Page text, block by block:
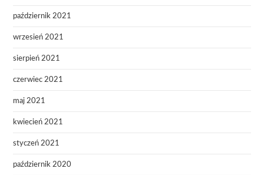
październik 2021
wrzesień 2021
sierpień 2021
czerwiec 2021
maj 2021
kwiecień 2021
styczeń 2021
październik 2020